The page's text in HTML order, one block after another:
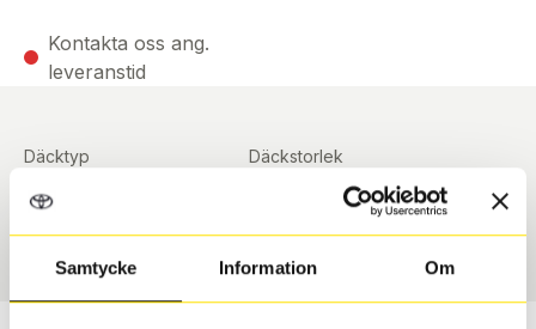
Samtycke Information Om
Kontakta oss ang.
leveranstid
Däcktyp Däckstorlek
195/65 R 15 91T
Art nummer
90993